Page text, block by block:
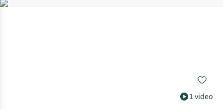
1 video